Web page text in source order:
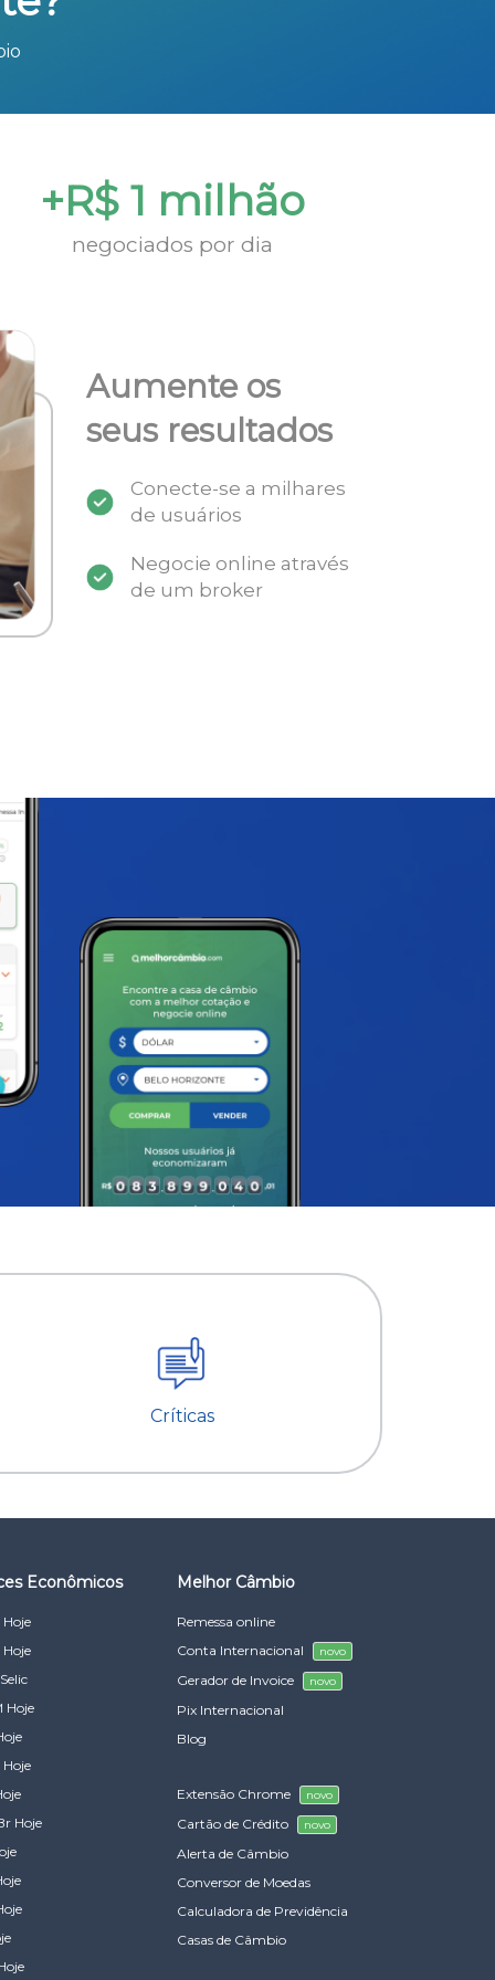
+R$ 1 milhão
negociados por dia
Aumente os
seus resultados
Conecte-se a milhares
de usuários
Negocie online através
de um broker
Críticas
Econômicos
Hoje
Hoje
Hoje
Hoje
Hoje
Melhor Câmbio
Remessa online
Conta Internacional
novo
Gerador de Invoice novo
Pix Internacional
Blog
Extensão Chrome novo
Cartão de Crédito novo
Alerta de Câmbio
Conversor de Moedas
Calculadora de Previdência
Casas de Câmbio